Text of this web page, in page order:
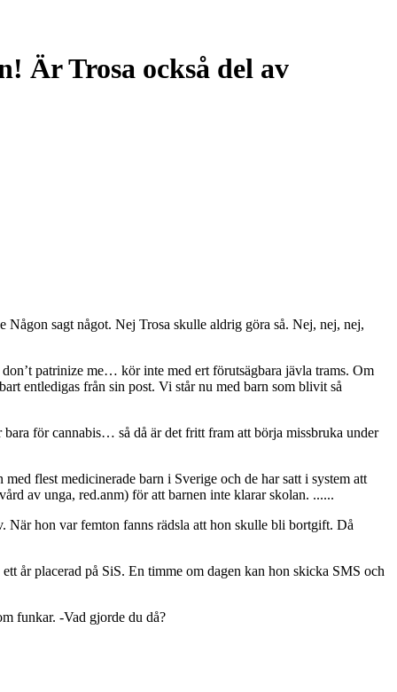
Är Trosa också del av
sagt något. Nej Trosa skulle aldrig göra så. Nej, nej, nej,
patrinize me… kör inte med ert förutsägbara jävla trams. Om
entledigas från sin post. Vi står nu med barn som blivit så
för cannabis… så då är det fritt fram att börja missbruka under
flest medicinerade barn i Sverige och de har satt i system att
av unga, red.anm) för att barnen inte klarar skolan. ......
När hon var femton fanns rädsla att hon skulle bli bortgift. Då
år placerad på SiS. En timme om dagen kan hon skicka SMS och
funkar. -Vad gjorde du då?